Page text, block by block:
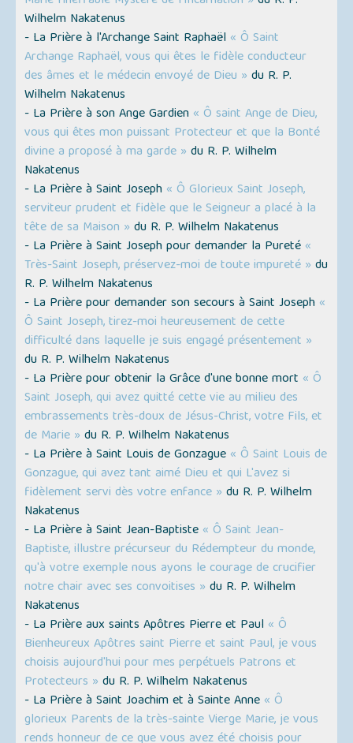
Wilhelm Nakatenus
- La Prière à l'Archange Saint Raphaël « Ô Saint
Archange Raphaël, vous qui êtes le fidèle conducteur
des âmes et le médecin envoyé de Dieu » du R. P.
Wilhelm Nakatenus
- La Prière à son Ange Gardien « Ô saint Ange de Dieu,
vous qui êtes mon puissant Protecteur et que la Bonté
divine a proposé à ma garde » du R. P. Wilhelm
Nakatenus
- La Prière à Saint Joseph « Ô Glorieux Saint Joseph,
serviteur prudent et fidèle que le Seigneur a placé à la
tête de sa Maison » du R. P. Wilhelm Nakatenus
- La Prière à Saint Joseph pour demander la Pureté «
Très-Saint Joseph, préservez-moi de toute impureté » du
R. P. Wilhelm Nakatenus
- La Prière pour demander son secours à Saint Joseph «
Ô Saint Joseph, tirez-moi heureusement de cette
difficulté dans laquelle je suis engagé présentement »
du R. P. Wilhelm Nakatenus
- La Prière pour obtenir la Grâce d'une bonne mort « Ô
Saint Joseph, qui avez quitté cette vie au milieu des
embrassements très-doux de Jésus-Christ, votre Fils, et
de Marie » du R. P. Wilhelm Nakatenus
- La Prière à Saint Louis de Gonzague « Ô Saint Louis de
Gonzague, qui avez tant aimé Dieu et qui L'avez si
fidèlement servi dès votre enfance » du R. P. Wilhelm
Nakatenus
- La Prière à Saint Jean-Baptiste « Ô Saint Jean-
Baptiste, illustre précurseur du Rédempteur du monde,
qu'à votre exemple nous ayons le courage de crucifier
notre chair avec ses convoitises » du R. P. Wilhelm
Nakatenus
- La Prière aux saints Apôtres Pierre et Paul « Ô
Bienheureux Apôtres saint Pierre et saint Paul, je vous
choisis aujourd'hui pour mes perpétuels Patrons et
Protecteurs » du R. P. Wilhelm Nakatenus
- La Prière à Saint Joachim et à Sainte Anne « Ô
glorieux Parents de la très-sainte Vierge Marie, je vous